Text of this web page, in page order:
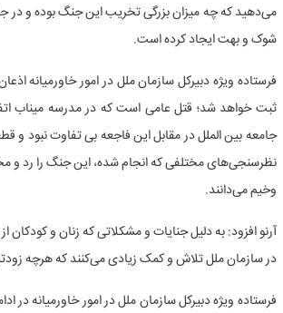
می‌دهید که چه میزان بزرگی تخریب این جنگ بوده و در
شوک و بهت ایجاد کرده است.
فرستاده ویژه دبیرکل سازمان ملل در امور خاورمیانه
ثبت خواهد شد؛ قتل عامی است که در مدرسه میناب
جامعه بین الملل در مقابل این فاجعه بی تفاوت نبود
نظرسنجی‌های مختلفی که انجام شده، این جنگ را رد و
وخیم می‌دانند.
آرنو افزود: به دلیل جنایات و مشکلاتی که زنان و کودکان
در سازمان ملل تلاش و کمک زیادی می‌کنند که هرچه
فرستاده ویژه دبیرکل سازمان ملل در امور خاورمیانه